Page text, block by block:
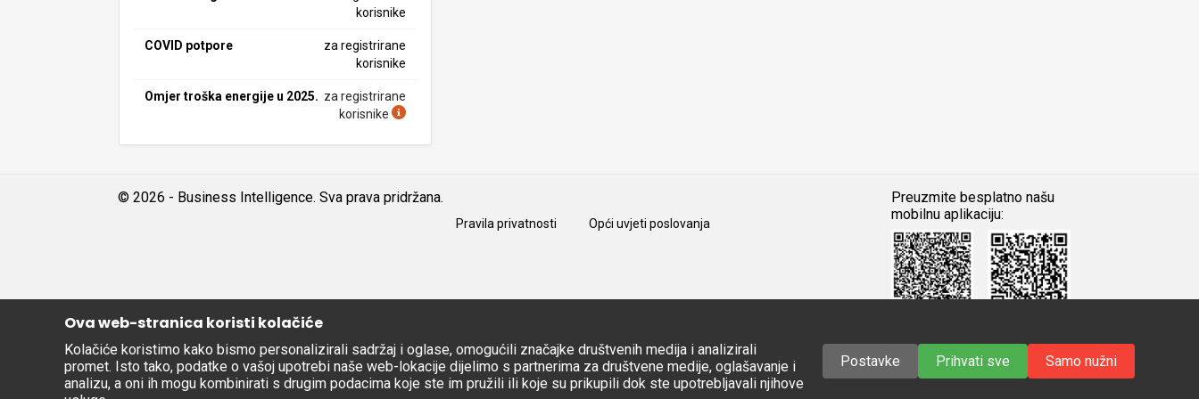
korisnike
COVID potpore
za registrirane
korisnike
Omjer troška energije u 2025. za registrirane
korisnike
© 2026 - Business Intelligence. Sva prava pridržana.
Pravila privatnosti Opći uvjeti poslovanja
Preuzmite besplatno našu
mobilnu aplikaciju:
Android iOS
Play
Store
Ova web-stranica koristi kolačiće
Kolačiće koristimo kako bismo personalizirali sadržaj i oglase, omogućili značajke društvenih medija i analizirali
promet. Isto tako, podatke o vašoj upotrebi naše web-lokacije dijelimo s partnerima za društvene medije, oglašavanje i
analizu, a oni ih mogu kombinirati s drugim podacima koje ste im pružili ili koje su prikupili dok ste upotrebljavali njihove
Postavke Prihvati sve Samo nužni